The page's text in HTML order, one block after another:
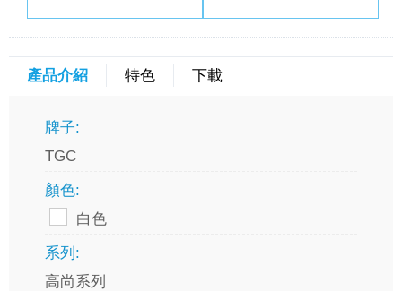
產品介紹 特色 下載
牌子:
TGC
顏色:
白色
系列:
高尚系列